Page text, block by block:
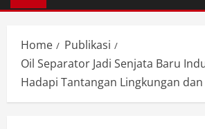
Home
Publikasi
Oil Separator Jadi Senjata Baru
Hadapi Tantangan Lingkungan dan